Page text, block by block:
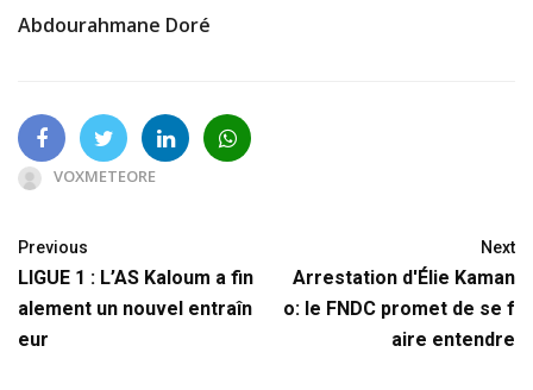
Abdourahmane Doré
VOXMETEORE
Previous
LIGUE 1 : L’AS Kaloum a fin
alement un nouvel entraîn
eur
Next
Arrestation d'Élie Kaman
o: le FNDC promet de se f
aire entendre